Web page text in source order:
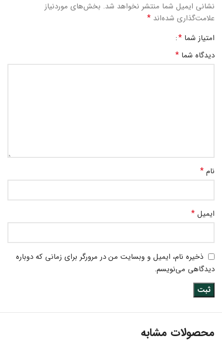
نشانی ایمیل شما منتشر نخواهد شد. بخش‌های موردنیاز
علامت‌گذاری شده‌اند *
امتیاز شما *
دیدگاه شما *
نام *
ایمیل *
ذخیره نام، ایمیل و وبسایت من در مرورگر برای زمانی که دوباره
دیدگاهی می‌نویسم.
محصولات مشابه